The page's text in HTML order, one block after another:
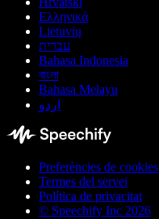
Ελληνικά
Lietuvių
עברית
Bahasa Indonesia
বাংলা
Bahasa Melayu
اردو
Preferències de cookies
Termes del servei
Política de privacitat
© Speechify Inc 2026